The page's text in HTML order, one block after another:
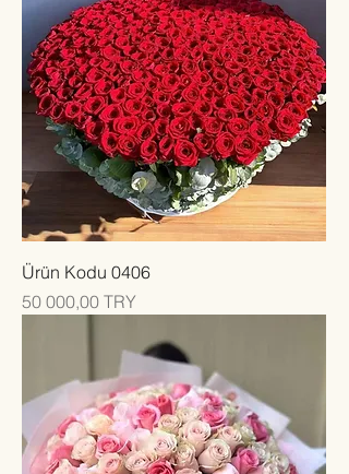
Ürün Kodu 0406
Цена
50 000,00 TRY